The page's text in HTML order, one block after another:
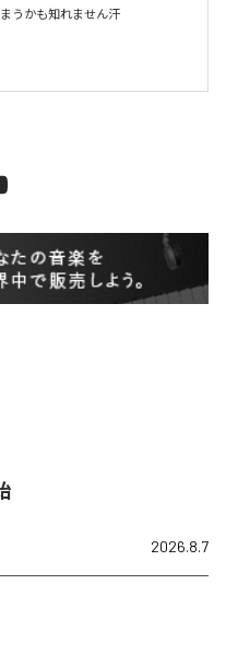
うかも知れません汗
2026.8.7